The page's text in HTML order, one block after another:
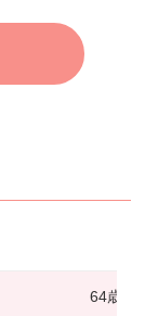
64歳以